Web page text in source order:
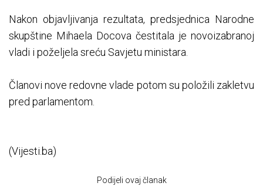
Nakon objavljivanja rezultata, predsjednica Narodne
skupštine Mihaela Docova čestitala je novoizabranoj
vladi i poželjela sreću Savjetu ministara.
Članovi nove redovne vlade potom su položili zakletvu
pred parlamentom.
(Vijesti.ba)
Podijeli ovaj članak